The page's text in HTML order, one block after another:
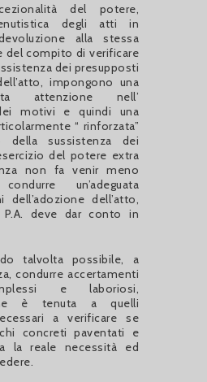
del potere,
degli atti in
alla stessa
del compito di verificare
dei presupposti
impongono una
attenzione nell’
motivi e quindi una
“ rinforzata”
sussistenza dei
del potere extra
non fa venir meno
un’adeguata
dell’atto,
deve dar conto in
talvolta possibile, a
condurre accertamenti
e laboriosi,
è tenuta a quelli
a verificare se
concreti paventati e
la reale necessità ed